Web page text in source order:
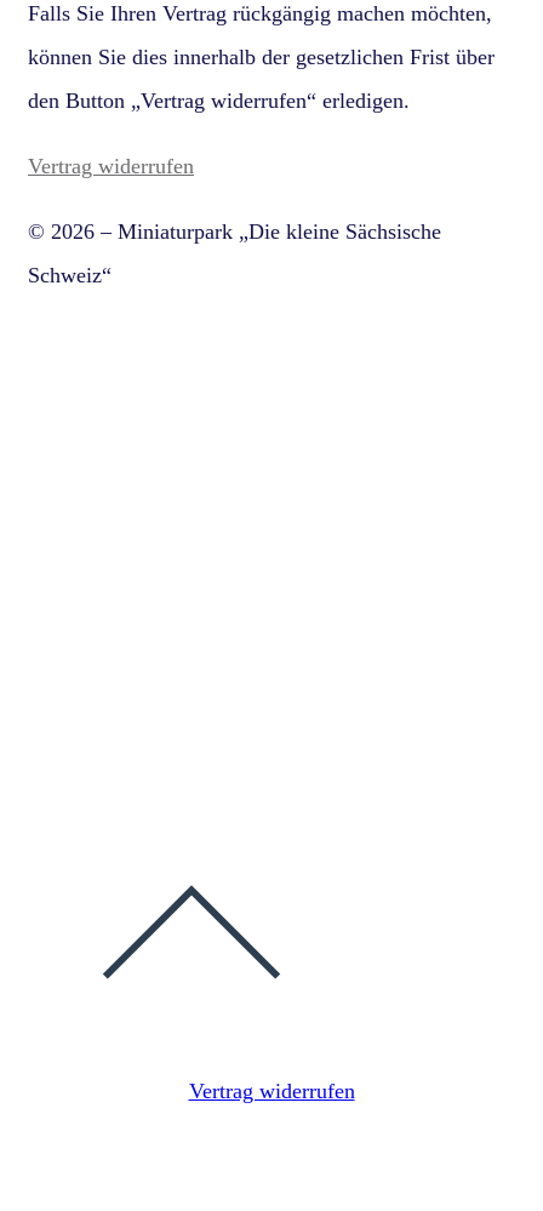
Falls Sie Ihren Vertrag rückgängig machen möchten,
können Sie dies innerhalb der gesetzlichen Frist über
den Button „Vertrag widerrufen“ erledigen.
Vertrag widerrufen
© 2026 – Miniaturpark „Die kleine Sächsische
Schweiz“
Vertrag widerrufen